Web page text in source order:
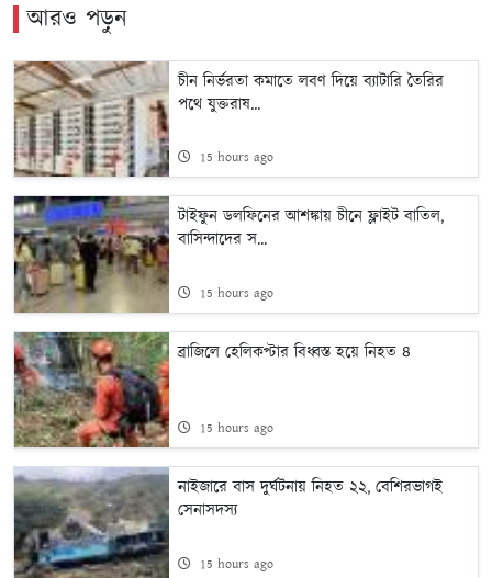
আরও পড়ুন
চীন নির্ভরতা কমাতে লবণ দিয়ে ব্যাটারি তৈরির
পথে যুক্তরাষ...
15 hours ago
টাইফুন ডলফিনের আশঙ্কায় চীনে ফ্লাইট বাতিল,
বাসিন্দাদের স...
15 hours ago
ব্রাজিলে হেলিকপ্টার বিধ্বস্ত হয়ে নিহত ৪
15 hours ago
নাইজারে বাস দুর্ঘটনায় নিহত ২২, বেশিরভাগই
সেনাসদস্য
15 hours ago